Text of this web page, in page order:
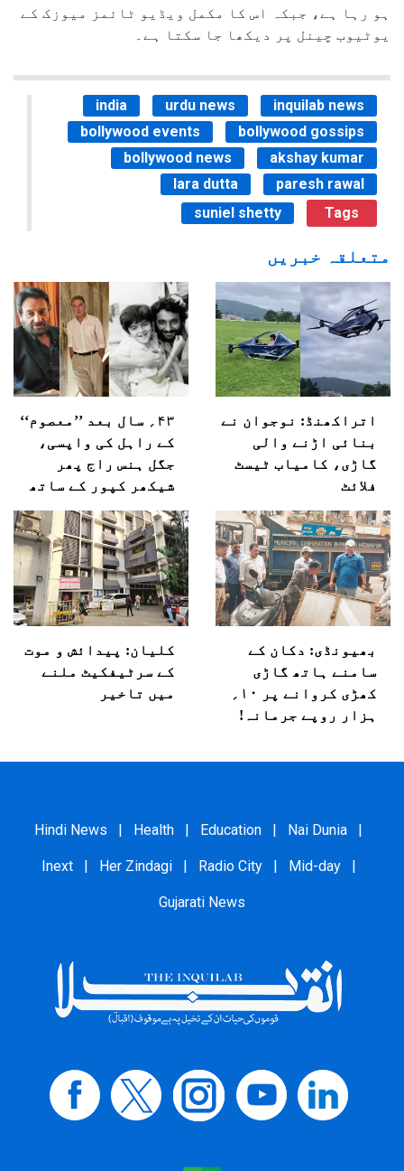
ہو رہا ہے، جبکہ اس کا مکمل ویڈیو ٹائمز میوزک کے
یوٹیوب چینل پر دیکھا جا سکتا ہے۔
india urdu news
inquilab news
bollywood events
bollywood gossips
bollywood news
akshay kumar
lara dutta
paresh rawal
suniel shetty
Tags
متعلقہ خبریں
اتراکھنڈ: نوجوان نے
بنائی اڑنے والی
گاڑی، کامیاب ٹیسٹ
فلائٹ
۴۳؍ سال بعد ’’معصوم‘‘
کے راہل کی واپسی،
جگل ہنس راج پھر
شیکھر کپور کے ساتھ
بھیونڈی: دکان کے
سامنے ہاتھ گاڑی
کھڑی کروانے پر ۱۰؍
ہزار روپے جرمانہ!
کلیان: پیدائش و موت
کے سرٹیفکیٹ ملنے
میں تاخیر
Hindi News | Health | Education | Nai Dunia |
Inext | Her Zindagi | Radio City | Mid-day |
Gujarati News